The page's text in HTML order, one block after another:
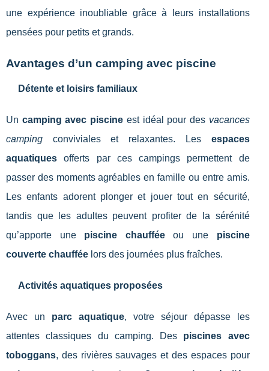
une expérience inoubliable grâce à leurs installations
pensées pour petits et grands.
Avantages d’un camping avec piscine
Détente et loisirs familiaux
Un camping avec piscine est idéal pour des vacances
camping conviviales et relaxantes. Les espaces
aquatiques offerts par ces campings permettent de
passer des moments agréables en famille ou entre amis.
Les enfants adorent plonger et jouer tout en sécurité,
tandis que les adultes peuvent profiter de la sérénité
qu’apporte une piscine chaufféeou une piscine
couverte chauffée lors des journées plus fraîches.
Activités aquatiques proposées
Avec un parc aquatique, votre séjour dépasse les
attentes classiques du camping. Des piscines avec
toboggans, des rivières sauvages et des espaces pour